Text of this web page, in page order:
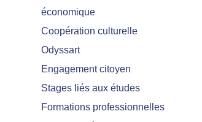
économique
Coopération culturelle
Odyssart
Engagement citoyen
Stages liés aux études
Formations professionnelles